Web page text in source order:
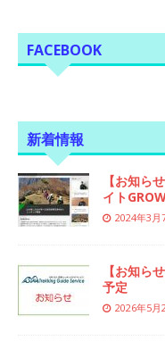
FACEBOOK
新着情報
【お知ら
イト
2024年3月
【お知ら
予定
2026年5月